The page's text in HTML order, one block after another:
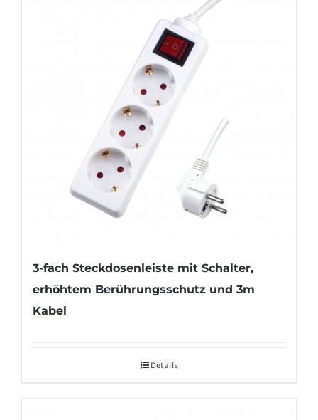
3-fach Steckdosenleiste mit Schalter,
erhöhtem Berührungsschutz und 3m
Kabel
Details